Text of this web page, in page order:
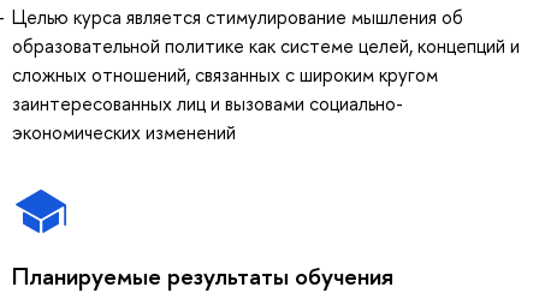
Целью курса является стимулирование мышления об
образовательной политике как системе целей, концепций и
сложных отношений, связанных с широким кругом
заинтересованных лиц и вызовами социально-
экономических изменений
Планируемые результаты обучения